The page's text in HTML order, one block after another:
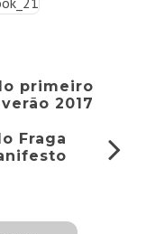
primeiro
2017
Fraga